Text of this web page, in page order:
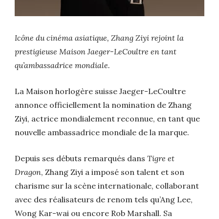
Icône du cinéma asiatique, Zhang Ziyi rejoint la
prestigieuse Maison Jaeger-LeCoultre en tant
qu’ambassadrice mondiale.
La Maison horlogère suisse Jaeger-LeCoultre
annonce officiellement la nomination de Zhang
Ziyi, actrice mondialement reconnue, en tant que
nouvelle ambassadrice mondiale de la marque.
Depuis ses débuts remarqués dans Tigre et
Dragon, Zhang Ziyi a imposé son talent et son
charisme sur la scène internationale, collaborant
avec des réalisateurs de renom tels qu’Ang Lee,
Wong Kar-wai ou encore Rob Marshall. Sa